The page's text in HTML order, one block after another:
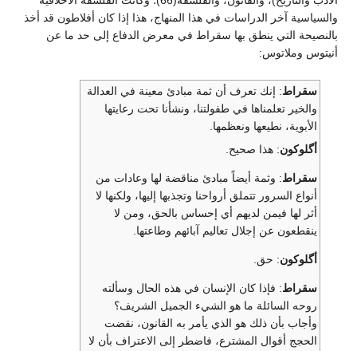
والسياسية آخر الدراسات في هذا المنهاج، هذا إذا كان أفلاطون قد أخذ
بالنصيحة التي ينطق بها سقراط في معرض الدفاع إلى حد ما عن
أنيتوس وملاتوس:
سقراط: إنك تعرف أن ثمة مبادئ معينة في العدالة
والخير تعلمناها في طفولتنا، ونشأنا تحت رعايتها
الأبوية، نطيعها ونعظمها.
أگلوكون: هذا صحيح.
سقراط: وثمة أيضاً مبادئ مناقضة لها وعادات من
أنواع السرور تتملق أرواحنا وتجذبها إليها، ولكنها لا
أثر لها فيمن لديهم أي إحساس بالحق، ومن لا
ينقطعون عن إجلال تعاليم آبائهم وطاعتها.
أگلوكون: حق.
سقراط: فإذا كان الإنسان في هذه الحال وسألته
روحه السائلة ما هو الشيء الجميل الشريف؟
وأجاب بأن ذلك هو الذي يأمر به القانون، نقضت
الحجج أقوال المشترع، فاضطر إلى الاعتراف بأن لا